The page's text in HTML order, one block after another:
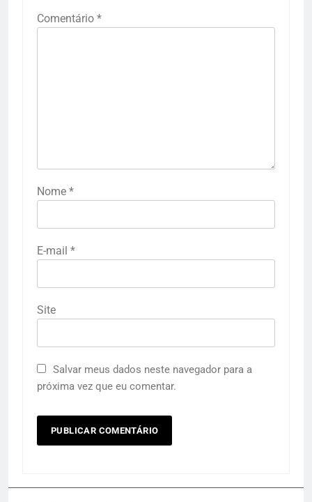
Comentário *
Nome *
E-mail *
Site
Salvar meus dados neste navegador para a
próxima vez que eu comentar.